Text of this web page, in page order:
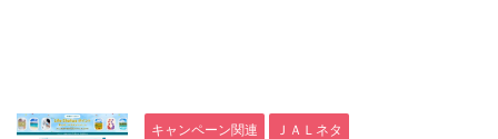
キャンペーン関連 ＪＡＬネタ